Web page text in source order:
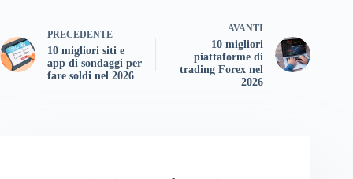
PRECEDENTE
10 migliori siti e
app di sondaggi per
fare soldi nel 2026
AVANTI
10 migliori
piattaforme di
trading Forex nel
2026